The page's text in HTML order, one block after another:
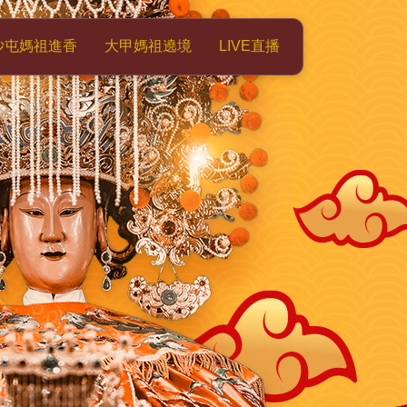
屯媽祖進香 大甲媽祖遶境 LIVE直播